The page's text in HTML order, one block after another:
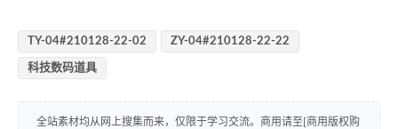
TY-04#210128-22-02 ZY-04#210128-22-22
科技数码道具
全站素材均从网上搜集而来，仅限于学习交流。商用请至[商用版权购